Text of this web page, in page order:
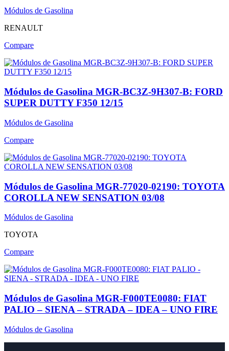
Módulos de Gasolina
RENAULT
Compare
Módulos de Gasolina MGR-BC3Z-9H307-B: FORD
SUPER DUTTY F350 12/15
Módulos de Gasolina
Compare
Módulos de Gasolina MGR-77020-02190: TOYOTA
COROLLA NEW SENSATION 03/08
Módulos de Gasolina
TOYOTA
Compare
Módulos de Gasolina MGR-F000TE0080: FIAT
PALIO – SIENA – STRADA – IDEA – UNO FIRE
Módulos de Gasolina